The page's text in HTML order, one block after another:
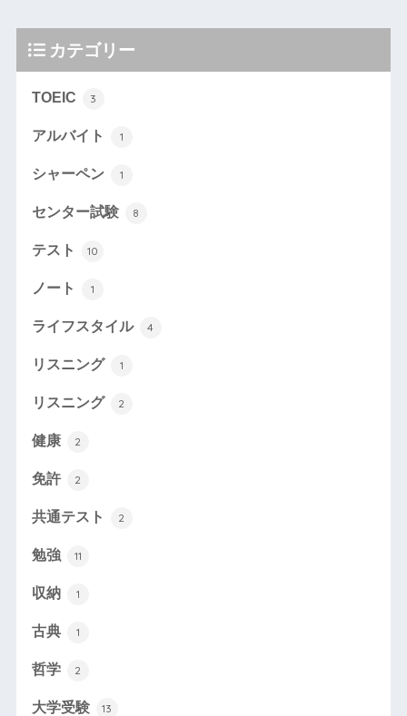
カテゴリー
TOEIC 3
アルバイト 1
シャーペン 1
センター試験 8
テスト 10
ノート 1
ライフスタイル 4
リスニング 1
リスニング 2
健康 2
免許 2
共通テスト 2
勉強 11
収納 1
古典 1
哲学 2
大学受験 13